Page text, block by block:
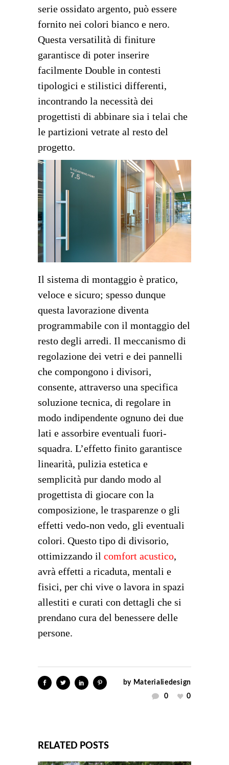
serie ossidato argento, può essere
fornito nei colori bianco e nero.
Questa versatilità di finiture
garantisce di poter inserire
facilmente Double in contesti
tipologici e stilistici differenti,
incontrando la necessità dei
progettisti di abbinare sia i telai che
le partizioni vetrate al resto del
progetto.
Il sistema di montaggio è pratico,
veloce e sicuro; spesso dunque
questa lavorazione diventa
programmabile con il montaggio del
resto degli arredi. Il meccanismo di
regolazione dei vetri e dei pannelli
che compongono i divisori,
consente, attraverso una specifica
soluzione tecnica, di regolare in
modo indipendente ognuno dei due
lati e assorbire eventuali fuori-
squadra. L’effetto finito garantisce
linearità, pulizia estetica e
semplicità pur dando modo al
progettista di giocare con la
composizione, le trasparenze o gli
effetti vedo-non vedo, gli eventuali
colori. Questo tipo di divisorio,
ottimizzando il comfort acustico,
avrà effetti a ricaduta, mentali e
fisici, per chi vive o lavora in spazi
allestiti e curati con dettagli che si
prendano cura del benessere delle
persone.
by Materialiedesign
0
0
RELATED POSTS